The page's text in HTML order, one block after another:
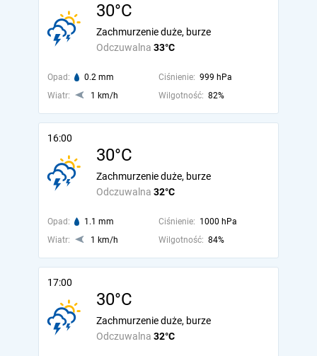
30°C
Odczuwalna 33°C
Zachmurzenie duże, burze
Opad: 0.2 mm Ciśnienie: 999 hPa
Wiatr:
1 km/h Wilgotność: 82%
16:00
30°C
Odczuwalna 32°C
Zachmurzenie duże, burze
Opad: 1.1 mm Ciśnienie: 1000 hPa
Wiatr:
1 km/h Wilgotność: 84%
17:00
30°C
Odczuwalna 32°C
Zachmurzenie duże, burze